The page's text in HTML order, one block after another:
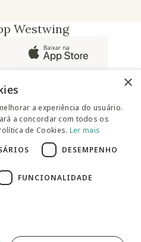
Westwing
certificada
S.A WESTWING
5° andar - Vila Hamburguesa -
×
a experiência do usuário.
a concordar com todos os
de Cookies. Ler mais
DESEMPENHO
FUNCIONALIDADE